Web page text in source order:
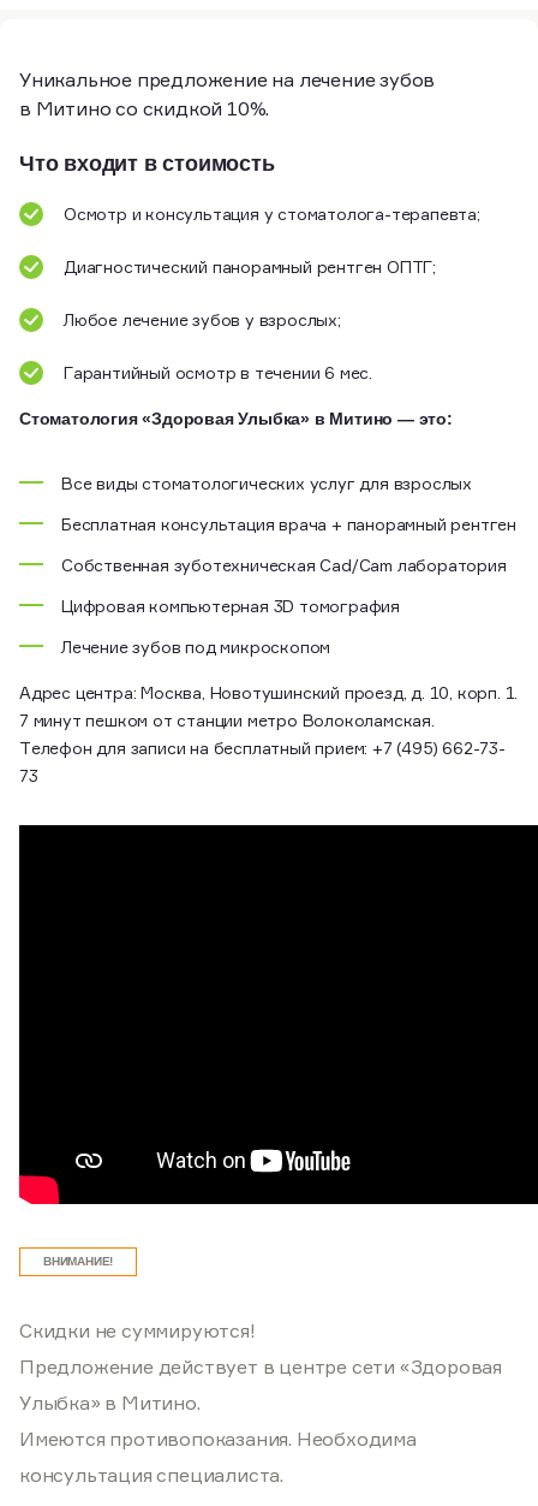
Уникальное предложение на лечение зубов
в Митино со скидкой 10%.
Что входит в стоимость
Осмотр и консультация у стоматолога-терапевта;
Диагностический панорамный рентген ОПТГ;
Любое лечение зубов у взрослых;
Гарантийный осмотр в течении 6 мес.
Стоматология «Здоровая Улыбка» в Митино — это:
Все виды стоматологических услуг для взрослых
Бесплатная консультация врача + панорамный рентген
Собственная зуботехническая Cad/Cam лаборатория
Цифровая компьютерная 3D томография
Лечение зубов под микроскопом
Адрес центра: Москва, Новотушинский проезд, д. 10, корп. 1.
7 минут пешком от станции метро Волоколамская.
Телефон для записи на бесплатный прием: +7 (495) 662-73-
73
ВНИМАНИЕ!
Скидки не суммируются!
Предложение действует в центре сети «Здоровая
Улыбка» в Митино.
Имеются противопоказания. Необходима
консультация специалиста.